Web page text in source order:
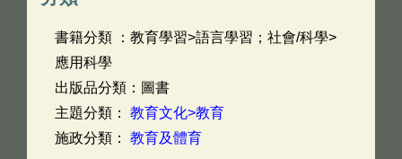
書籍分類 ：教育學習>語言學習；社會/科學>
應用科學
出版品分類：圖書
主題分類： 教育文化>教育
施政分類： 教育及體育